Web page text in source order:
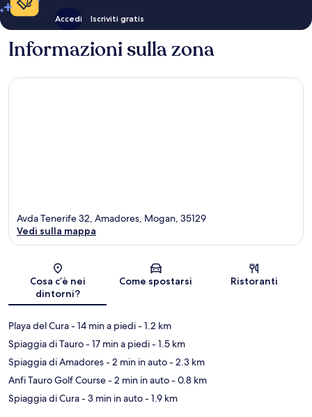
Accedi Iscriviti gratis
Informazioni sulla zona
Mappa
Avda Tenerife 32, Amadores, Mogan, 35129
Vedi sulla mappa
Cosa c’è nei
dintorni?
Come spostarsi Ristoranti
Playa del Cura- 14 min a piedi- 1.2 km
Spiaggia di Tauro- 17 min a piedi- 1.5 km
Spiaggia di Amadores- 2 min in auto- 2.3 km
Anfi Tauro Golf Course- 2 min in auto- 0.8 km
Spiaggia di Cura- 3 min in auto- 1.9 km